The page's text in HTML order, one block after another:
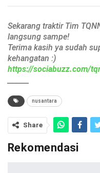
Sekarang traktir Tim
langsung sampe!
Terima kasih ya sudah
kehangatan :)
https://sociabuzz.com/
nusantara
Share
Rekomendasi